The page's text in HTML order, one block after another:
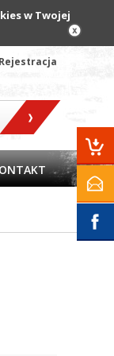
w Twojej
Rejestracja